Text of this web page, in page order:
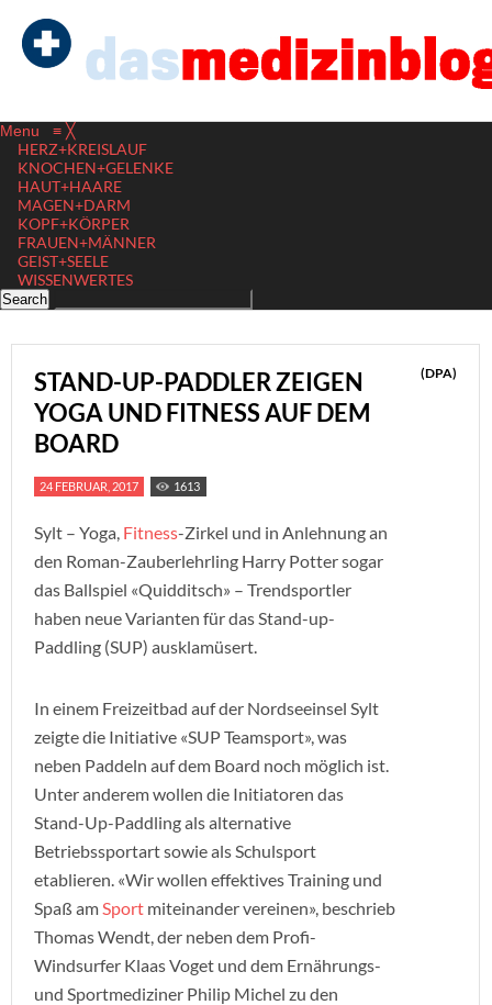
Menu ≡ ╳
HERZ+KREISLAUF
KNOCHEN+GELENKE
HAUT+HAARE
MAGEN+DARM
KOPF+KÖRPER
FRAUEN+MÄNNER
GEIST+SEELE
WISSENWERTES
STAND-UP-PADDLER ZEIGEN
YOGA UND FITNESS AUF DEM
BOARD
(DPA)
24 FEBRUAR, 2017 1613
Sylt – Yoga, Fitness-Zirkel und in Anlehnung an
den Roman-Zauberlehrling Harry Potter sogar
das Ballspiel «Quidditsch» – Trendsportler
haben neue Varianten für das Stand-up-
Paddling (SUP) ausklamüsert.
In einem Freizeitbad auf der Nordseeinsel Sylt
zeigte die Initiative «SUP Teamsport», was
neben Paddeln auf dem Board noch möglich ist.
Unter anderem wollen die Initiatoren das
Stand-Up-Paddling als alternative
Betriebssportart sowie als Schulsport
etablieren. «Wir wollen effektives Training und
Spaß amSport miteinander vereinen», beschrieb
Thomas Wendt, der neben dem Profi-
Windsurfer Klaas Voget und dem Ernährungs-
und Sportmediziner Philip Michel zu den